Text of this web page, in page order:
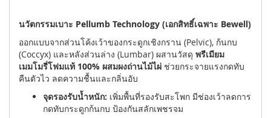
นวัตกรรมเบาะ Pellumb Technology (เอกสิทธิ์เฉพาะ Bewell)
ออกแบบจากส่วนโค้งเว้าของกระดูกเชิงกราน (Pelvic), ก้นกบ
(Coccyx) และหลังส่วนล่าง (Lumbar) ผสานวัสดุ พรีเมียม
เมมโมรี่โฟมแท้ 100% ผสมผงถ่านไม้ไผ่ ช่วยกระจายแรงกดทับ
คืนตัวไว ลดความชื้นและกลิ่นอับ
จุดรองรับน้ำหนัก: เพิ่มพื้นที่รองรับสะโพก มีช่องเว้าลดการ
กดทับกระดูกก้นกบ ป้องกันสลักเพชรจม